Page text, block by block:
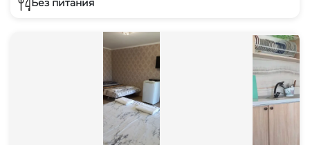
Без питания